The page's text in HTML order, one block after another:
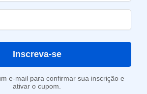
Inscreva-se
e-mail para confirmar sua inscrição e
ativar o cupom.